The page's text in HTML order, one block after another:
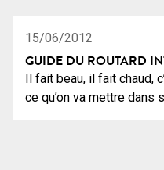
15/06/2012
GUIDE DU ROUTARD
Il fait beau, il fait chaud,
ce qu’on va mettre dans